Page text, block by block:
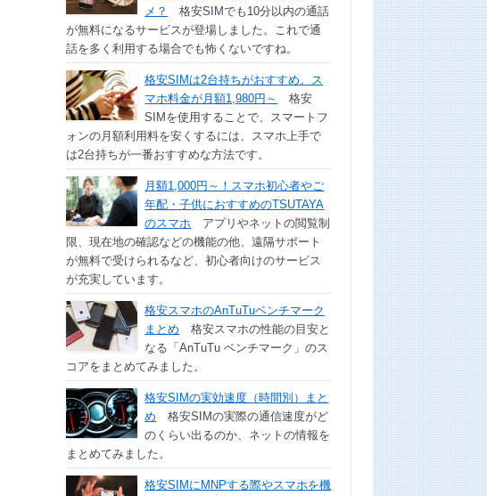
メ？
格安SIMでも10分以内の通話
が無料になるサービスが登場しました。これで通
話を多く利用する場合でも怖くないですね。
格安SIMは2台持ちがおすすめ。ス
マホ料金が月額1,980円～
格安
SIMを使用することで、スマートフ
ォンの月額利用料を安くするには、スマホ上手で
は2台持ちが一番おすすめな方法です。
月額1,000円～！スマホ初心者やご
年配・子供におすすめのTSUTAYA
のスマホ アプリやネットの閲覧制
限、現在地の確認などの機能の他、遠隔サポート
が無料で受けられるなど、初心者向けのサービス
が充実しています。
格安スマホのAnTuTuベンチマーク
まとめ 格安スマホの性能の目安と
なる「AnTuTu ベンチマーク」のス
コアをまとめてみました。
格安SIMの実効速度（時間別）まと
め 格安SIMの実際の通信速度がど
のくらい出るのか、ネットの情報を
まとめてみました。
格安SIMにMNPする際やスマホを機